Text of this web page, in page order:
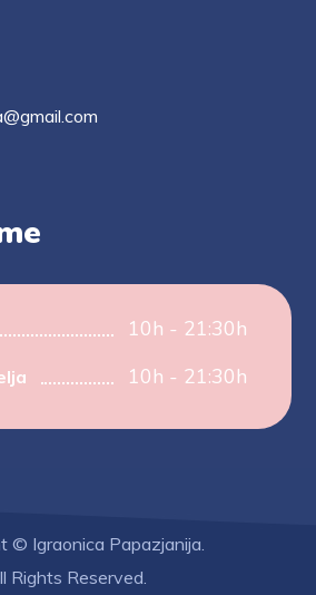
10h - 21:30h
10h - 21:30h
© Igraonica Papazjanija.
Rights Reserved.